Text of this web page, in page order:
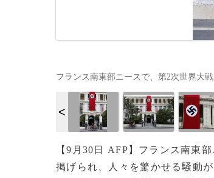
フランス南東部ニースで、第2次世界大
【9月30日 AFP】フランス南東
掲げられ、人々を驚かせる騒動